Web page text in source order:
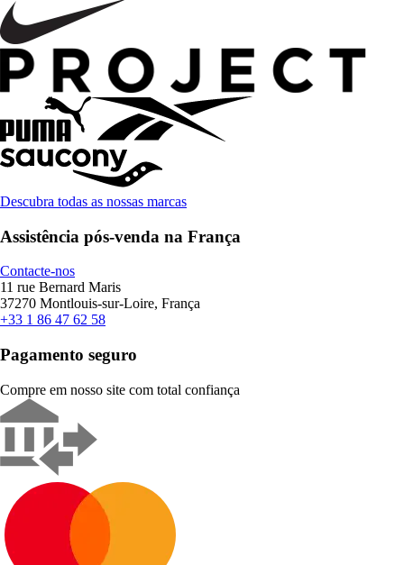
Descubra todas as nossas marcas
Assistência pós-venda na França
Contacte-nos
11 rue Bernard Maris
37270 Montlouis-sur-Loire, França
+33 1 86 47 62 58
Pagamento seguro
Compre em nosso site com total confiança